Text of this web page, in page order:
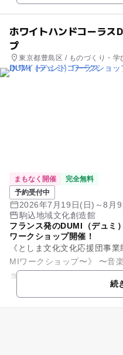
ホワイトハンドコーラス
プ
東京都豊島区 / ものづくり・学
まもなく開催
完全無料
予約受付中
2026年7月19日(日)～8月
駒込地域文化創造館
フランス発のDUMI（デュミ
ワークショップ開催！
《としま文化文化応援団事
MIワークショップ〜》 〜音楽に壁なんてない。DUMIワークシ
ョップの特徴♪〜 フランスの音楽家専門資格（国家資格）であ
続